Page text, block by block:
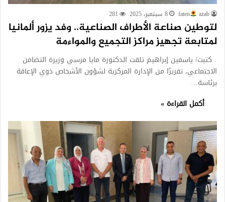
faten azab 8 سبتمبر، 2025 281
لتوطين صناعة الأطراف الصناعية.. وفد يزور ألمانيا
لمتابعة تجهيز مراكز التجميع والمواءمة
كتبت/ ياسمين إبراهيم تلقت الدكتورة مايا مرسي وزيرة التضامن
الاجتماعي، تقريرًا من الإدارة المركزية لشؤون الأشخاص ذوي الإعاقة
برئاسة…
أكمل القراءة »